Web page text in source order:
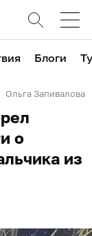
Блоги
Ольга Запивалова
о
из